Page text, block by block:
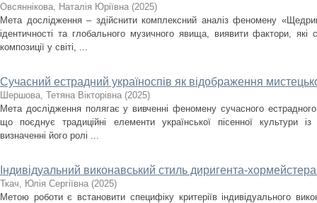
Овсяннікова, Наталія Юріївна (2025)
Мета дослідження – здійснити комплексний аналіз феномену
ідентичності та глобального музичного явища, виявити фактори,
композиції у світі, ...
Сучасний естрадний україноспів як відображення
Шершова, Тетяна Вікторівна (2025)
Мета дослідження полягає у вивченні феномену сучасного
що поєднує традиційні елементи української пісенної культури
визначенні його ролі ...
Індивідуальний виконавський стиль диригента-
Ткач, Юлія Сергіївна (2025)
Метою роботи є встановити специфіку критеріїв індивідуального